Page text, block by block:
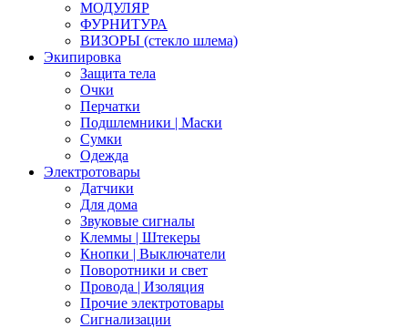
МОДУЛЯР
ФУРНИТУРА
ВИЗОРЫ (стекло шлема)
Экипировка
Защита тела
Очки
Перчатки
Подшлемники | Маски
Сумки
Одежда
Электротовары
Датчики
Для дома
Звуковые сигналы
Клеммы | Штекеры
Кнопки | Выключатели
Поворотники и свет
Провода | Изоляция
Прочие электротовары
Сигнализации